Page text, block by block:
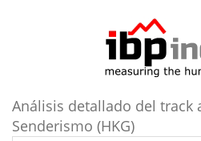
Análisis detallado del track
Senderismo (HKG)